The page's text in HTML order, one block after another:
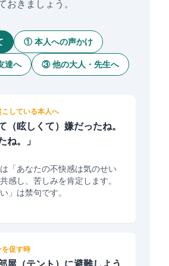
おきましょう。
① 本人への声かけ
達へ ③ 他の大人・先生へ
している本人へ
（眩しくて）嫌だったね。
ね。」
は「あなたの不快感は気のせい
感し、苦しみを肯定します。
」は禁句です。
促す時